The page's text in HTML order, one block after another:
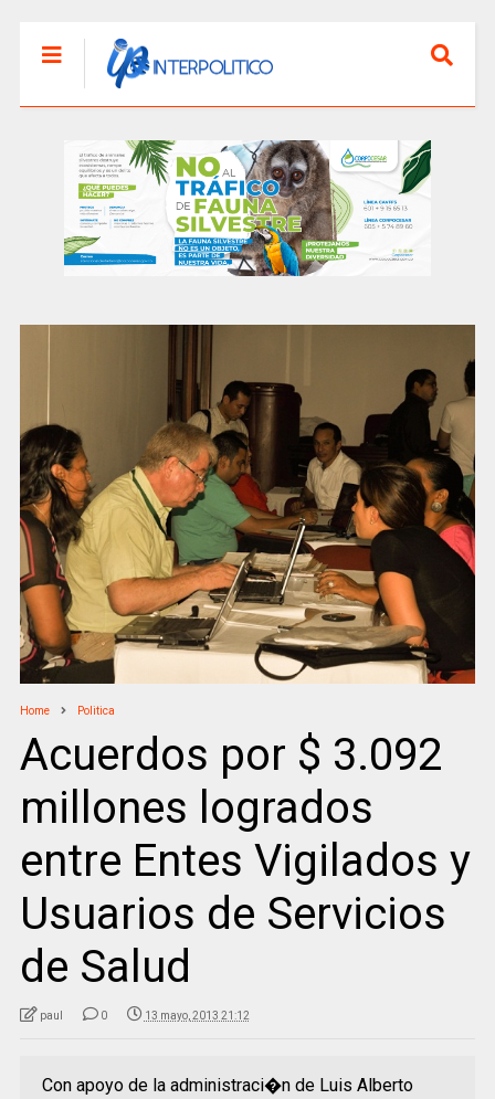
Home Politica
Acuerdos por $ 3.092
millones logrados
entre Entes Vigilados y
Usuarios de Servicios
de Salud
paul 0 13 mayo, 2013 21:12
Con apoyo de la administraci�n de Luis Alberto